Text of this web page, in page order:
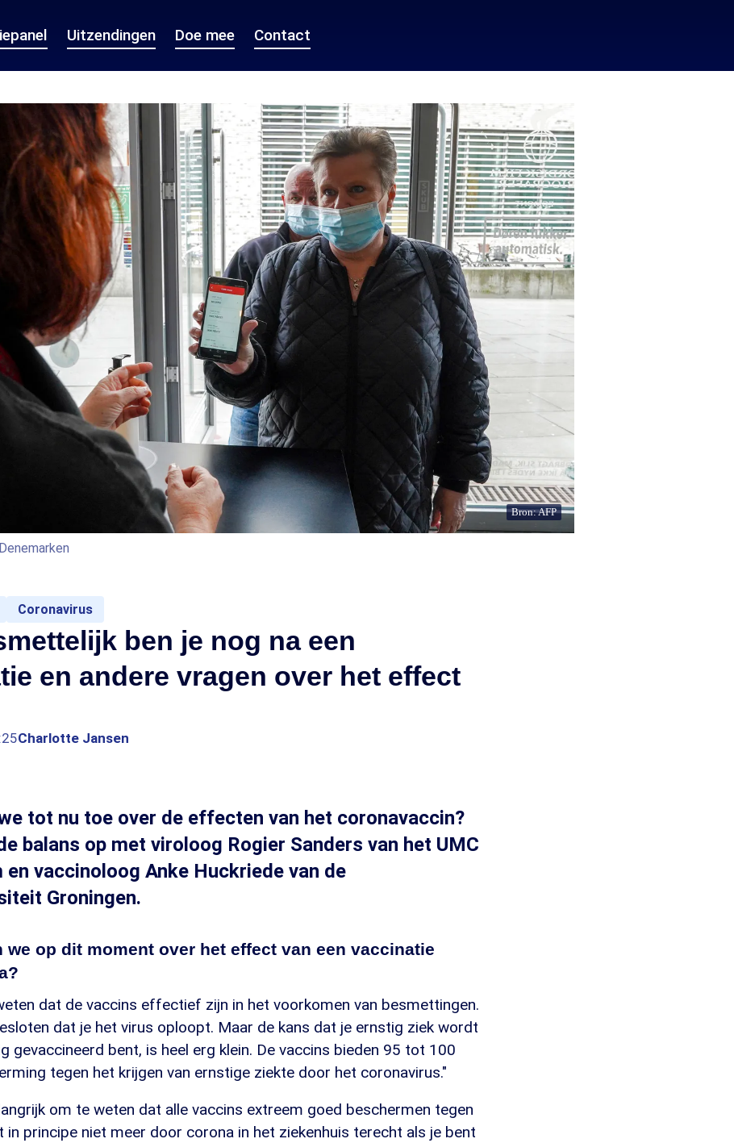
Uitzendingen Doe mee Contact
Bron: AFP
Coronavirus
ben je nog na een
en andere vragen over het effect
Charlotte Jansen
tot nu toe over de effecten van het coronavaccin?
balans op met viroloog Rogier Sanders van het UMC
vaccinoloog Anke Huckriede van de
Groningen.
we op dit moment over het effect van een vaccinatie
dat de vaccins effectief zijn in het voorkomen van besmettingen.
dat je het virus oploopt. Maar de kans dat je ernstig ziek wordt
gevaccineerd bent, is heel erg klein. De vaccins bieden 95 tot 100
tegen het krijgen van ernstige ziekte door het coronavirus."
om te weten dat alle vaccins extreem goed beschermen tegen
in principe niet meer door corona in het ziekenhuis terecht als je bent